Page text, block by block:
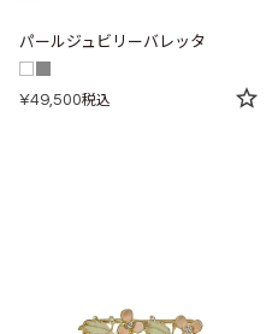
パールジュビリーバレッタ
¥49,500税込